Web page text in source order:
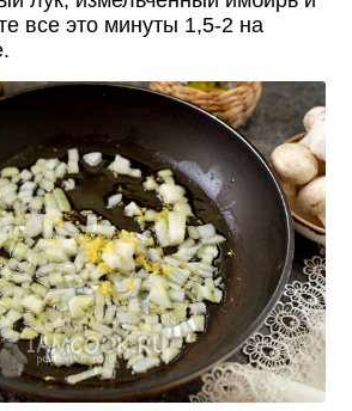
все это минуты 1,5-2 на